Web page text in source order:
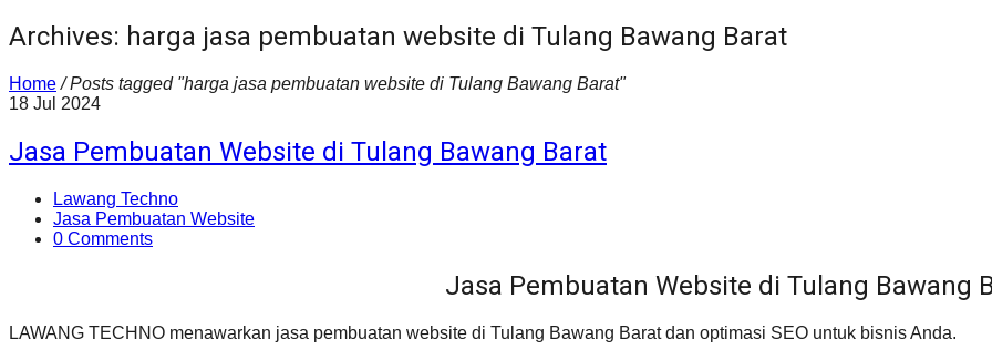
Archives: harga jasa pembuatan website di Tulang Bawang Barat
Home / Posts tagged "harga jasa pembuatan website di Tulang Bawang Barat"
18 Jul 2024
Jasa Pembuatan Website di Tulang Bawang Barat
Lawang Techno
Jasa Pembuatan Website
0 Comments
Jasa Pembuatan Website di Tulang Bawang
LAWANG TECHNO menawarkan jasa pembuatan website di Tulang Bawang Barat dan optimasi SEO untuk bisnis Anda.